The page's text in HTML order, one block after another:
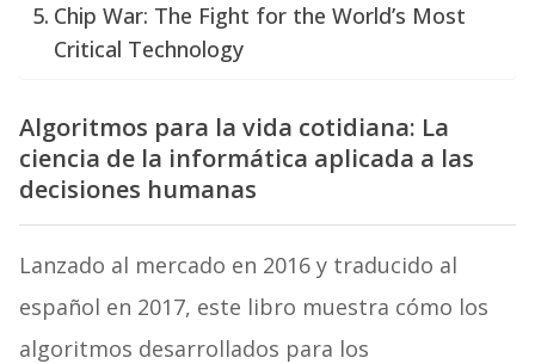
Chip War: The Fight for the World’s Most
Critical Technology
Algoritmos para la vida cotidiana: La
ciencia de la informática aplicada a las
decisiones humanas
Lanzado al mercado en 2016 y traducido al
español en 2017, este libro muestra cómo los
algoritmos desarrollados para los